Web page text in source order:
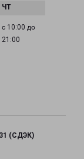
с 10:00 до
21:00
(СДЭК)